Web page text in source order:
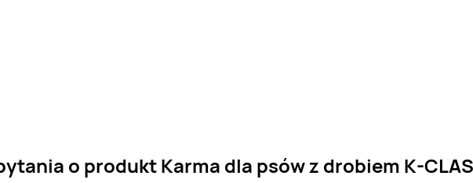
o produkt Karma dla psów z drobiem K-